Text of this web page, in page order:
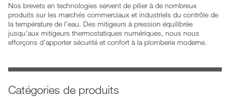
Nos brevets en technologies servent de pilier à de nombreux
produits sur les marchés commerciaux et industriels du contrôle de
la température de l’eau. Des mitigeurs à pression équilibrée
jusqu’aux mitigeurs thermostatiques numériques, nous nous
efforçons d’apporter sécurité et confort à la plomberie moderne.
Catégories de produits